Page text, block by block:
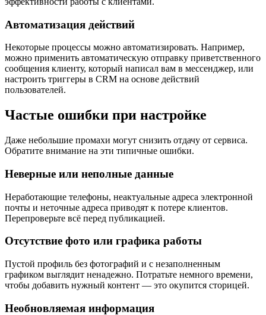
Автоматизация действий
Некоторые процессы можно автоматизировать. Например,
можно применить автоматическую отправку приветственного
сообщения клиенту, который написал вам в мессенджер, или
настроить триггеры в CRM на основе действий
пользователей.
Частые ошибки при настройке
Даже небольшие промахи могут снизить отдачу от сервиса.
Обратите внимание на эти типичные ошибки.
Неверные или неполные данные
Неработающие телефоны, неактуальные адреса электронной
почты и неточные адреса приводят к потере клиентов.
Перепроверьте всё перед публикацией.
Отсутствие фото или графика работы
Пустой профиль без фотографий и с незаполненным
графиком выглядит ненадежно. Потратьте немного времени,
чтобы добавить нужный контент — это окупится сторицей.
Необновляемая информация